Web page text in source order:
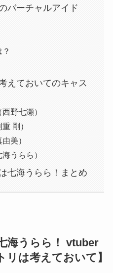
バーチャルアイド
えておいてのキャス
野七瀬）
剛）
美）
うらら）
七海うらら！まとめ
海うらら！ vtuber
リは考えておいて 】